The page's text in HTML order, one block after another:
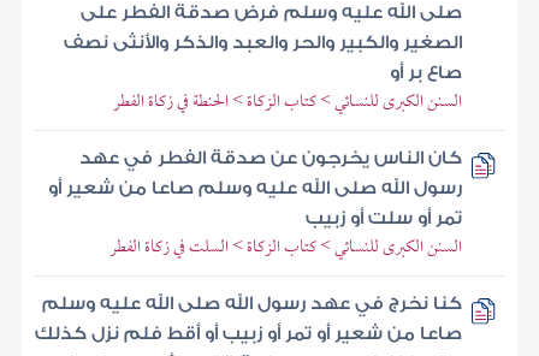
صلى الله عليه وسلم فرض صدقة الفطر على
الصغير والكبير والحر والعبد والذكر والأنثى نصف
صاع بر أو
السنن الكبرى للنسائي > كتاب الزكاة > الحنطة في زكاة الفطر
كان الناس يخرجون عن صدقة الفطر في عهد
رسول الله صلى الله عليه وسلم صاعا من شعير أو
تمر أو سلت أو زبيب
السنن الكبرى للنسائي > كتاب الزكاة > السلت في زكاة الفطر
كنا نخرج في عهد رسول الله صلى الله عليه وسلم
صاعا من شعير أو تمر أو زبيب أو أقط فلم نزل كذلك